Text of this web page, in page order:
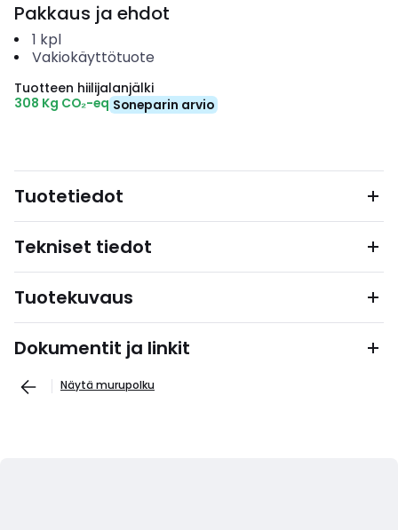
Pakkaus ja ehdot
1 kpl
Vakiokäyttötuote
Tuotteen hiilijalanjälki
308 Kg CO₂-eq Soneparin arvio
Tuotetiedot
Tekniset tiedot
Tuotekuvaus
Dokumentit ja linkit
Näytä murupolku